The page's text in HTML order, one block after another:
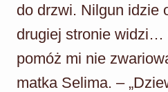
do drzwi. Nilgun idzie
drugiej stronie widzi…
pomóż mi nie
matka Selima. –